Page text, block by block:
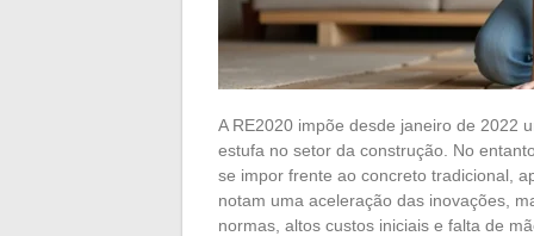
A RE2020 impõe desde janeiro de 2022
estufa no setor da construção. No
se impor frente ao concreto tradicional,
notam uma aceleração das inovações,
normas, altos custos iniciais e falta de